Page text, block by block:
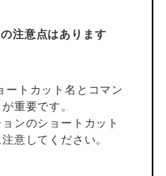
注意点はあります
トカット名とコマン
重要です。
ンのショートカット
意してください。